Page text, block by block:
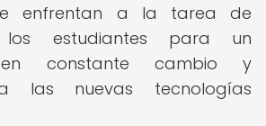
enfrentan a la tarea de
estudiantes para un
en constante cambio y
las nuevas tecnologías